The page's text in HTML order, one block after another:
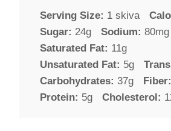
Serving Size: 1 skiva
Sugar: 24g Sodium: 80mg
Saturated Fat: 11g
Unsaturated Fat: 5g
Carbohydrates: 37g Fiber:
Protein: 5g Cholesterol: